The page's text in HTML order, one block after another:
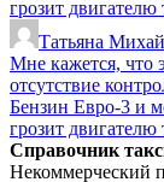
грозит двигателю
Татьяна
Мне кажется, что
отсутствие
Бензин Евро-3 и
грозит двигателю
Справочник
Некоммерческий